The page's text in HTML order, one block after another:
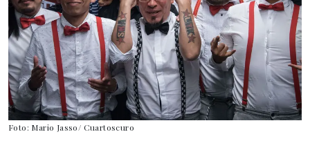
Foto: Mario Jasso/ Cuartoscuro